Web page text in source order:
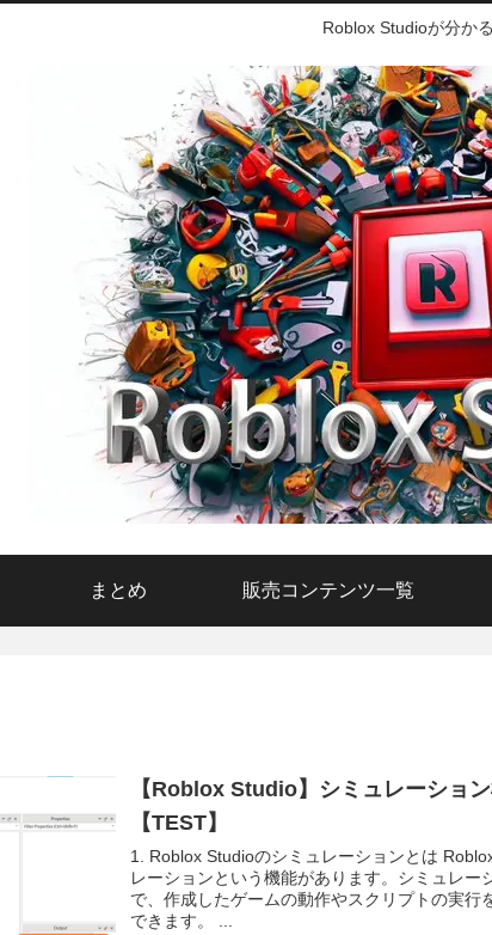
Roblox Studioが分か
まとめ 販売コンテンツ一覧
【Roblox Studio】シミュレーショ
【TEST】
1. Roblox Studioのシミュレーションとは
レーションという機能があります。シミュレー
で、作成したゲームの動作やスクリプトの実行
できます。 ...